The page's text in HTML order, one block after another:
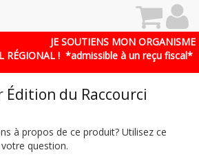
JE SOUTIENS MON ORGANISME
RÉGIONAL ! *admissible à un reçu fiscal*
Édition du Raccourci
à propos de ce produit? Utilisez ce
question.